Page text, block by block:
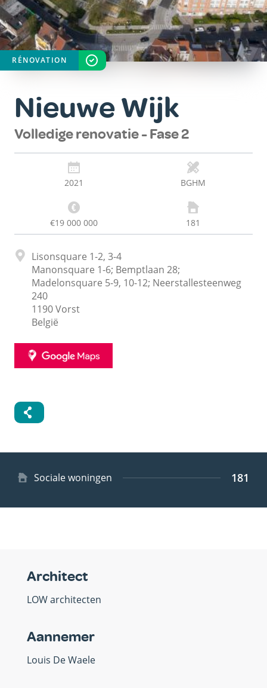
Nieuwe Wijk
Volledige renovatie - Fase 2
2021 BGHM
€19 000 000 181
AdresLisonsquare 1-2, 3-4
Manonsquare 1-6; Bemptlaan 28;
Madelonsquare 5-9, 10-12; Neerstallesteenweg
240
1190Vorst
België
GOOGLE
RÉNOVATION STAAT
VOLTOOID
TypeSociale woningen 181
Architect
LOW architecten
Aannemer
Louis De Waele